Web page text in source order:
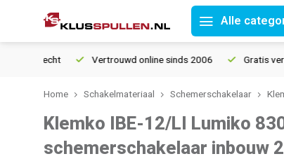
Alle
Vertrouwd online sinds 2006 Gratis
Home Schakelmateriaal Schemerschakelaar
Klemko IBE-12/LI Lumiko
schemerschakelaar inbouw